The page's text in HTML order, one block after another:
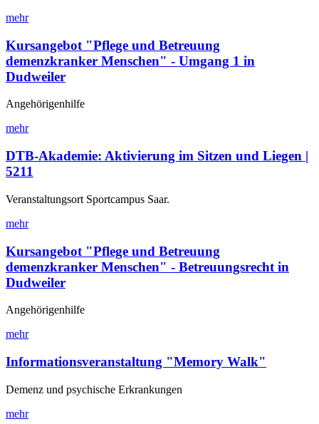
mehr
Kursangebot "Pflege und Betreuung
demenzkranker Menschen" - Umgang 1 in
Dudweiler
Angehörigenhilfe
mehr
DTB-Akademie: Aktivierung im Sitzen und Liegen |
5211
Veranstaltungsort Sportcampus Saar.
mehr
Kursangebot "Pflege und Betreuung
demenzkranker Menschen" - Betreuungsrecht in
Dudweiler
Angehörigenhilfe
mehr
Informationsveranstaltung "Memory Walk"
Demenz und psychische Erkrankungen
mehr